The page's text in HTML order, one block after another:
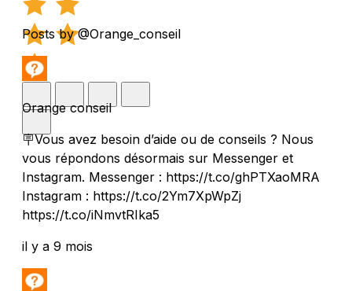
Posts by @Orange_conseil
Orange conseil
🪧Vous avez besoin d’aide ou de conseils ? Nous
vous répondons désormais sur Messenger et
Instagram. Messenger : https://t.co/ghPTXaoMRA
Instagram : https://t.co/2Ym7XpWpZj
https://t.co/iNmvtRIka5
il y a 9 mois